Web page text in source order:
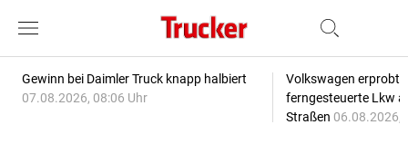
Gewinn bei Daimler Truck knapp halbiert
07.08.2026, 08:06 Uhr
Volkswagen erprobt
ferngesteuerte Lkw
Straßen 06.08.2026,